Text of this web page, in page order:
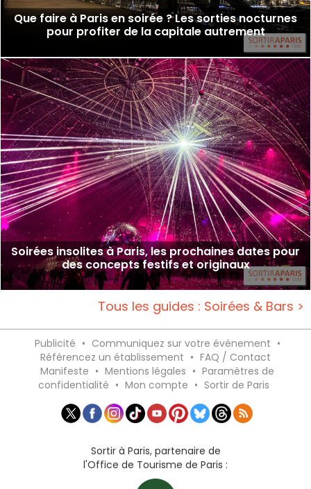
Que faire à Paris en soirée ? Les sorties nocturnes
pour profiter de la capitale autrement
Soirées insolites à Paris, les prochaines dates pour
des concepts festifs et originaux
Tous les guides : Soirées & Bars >
Publicité • Communiquez sur votre événement •
Référencez un établissement • FAQ / Contact
Manifeste • Mentions légales • Paramètres de
confidentialité • Mon compte • Sortir de Paris
Sortir à Paris, partenaire de
l'Office de Tourisme de Paris :